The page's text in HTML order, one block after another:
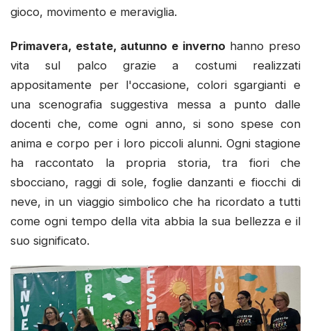
gioco, movimento e meraviglia.
Primavera, estate, autunno e inverno hanno preso
vita sul palco grazie a costumi realizzati
appositamente per l'occasione, colori sgargianti e
una scenografia suggestiva messa a punto dalle
docenti che, come ogni anno, si sono spese con
anima e corpo per i loro piccoli alunni. Ogni stagione
ha raccontato la propria storia, tra fiori che
sbocciano, raggi di sole, foglie danzanti e fiocchi di
neve, in un viaggio simbolico che ha ricordato a tutti
come ogni tempo della vita abbia la sua bellezza e il
suo significato.